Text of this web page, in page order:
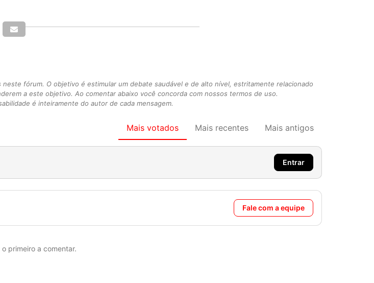
fórum. O objetivo é estimular um debate saudável e de alto nível, estritamente relacionado
a este objetivo. Ao comentar abaixo você concorda com nossos termos de uso.
é inteiramente do autor de cada mensagem.
Mais votados Mais recentes Mais antigos
Entrar
Fale com a equipe
o primeiro a comentar.